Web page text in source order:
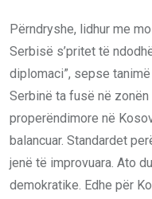
Përndryshe, lidhur me
Serbisë s’pritet të
diplomaci”, sepse
Serbinë ta fusë në
properëndimore në
balancuar. Standardet
jenë të improvuara. Ato
demokratike. Edhe për